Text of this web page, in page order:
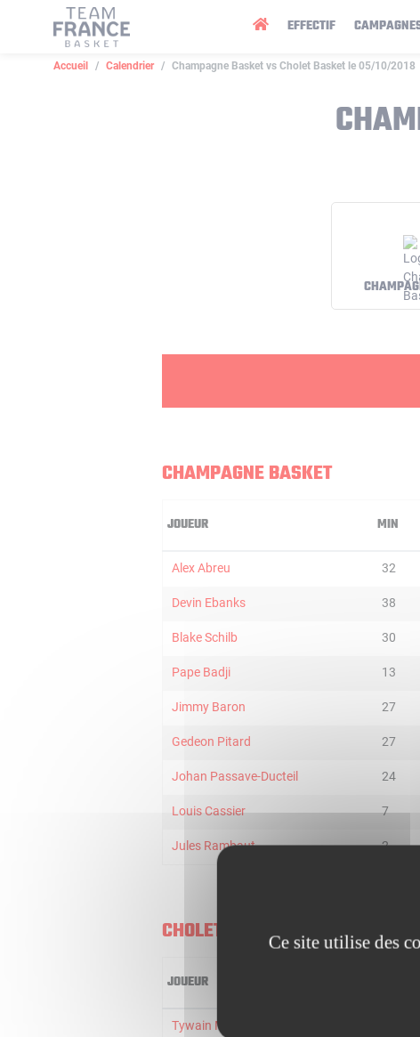
EFFECTIF
Accueil Calendrier Champagne Basket vs Cholet Basket le 05/10/2018
CHAMPAGNE BASKET
JOUEUR MIN
Alex Abreu 32
Devin Ebanks 38
Blake Schilb 30
Pape Badji 13
Jimmy Baron 27
Gedeon Pitard 27
Johan Passave-Ducteil 24
Louis Cassier 7
Jules Rambaut 2
CHOLET BASKET
JOUEUR
Tywain McKee
Panneau de gestion des cookies
Ce site utilise des